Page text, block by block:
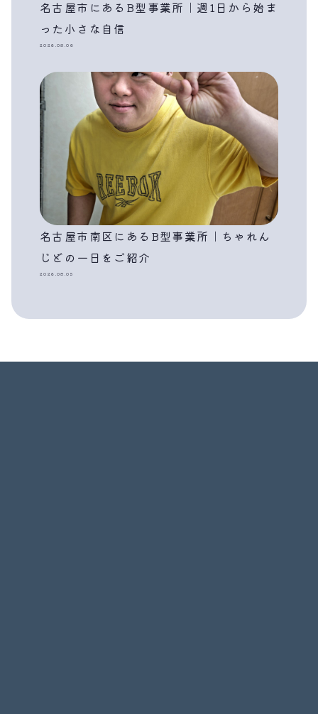
名古屋市にあるB型事業所｜週1日から始ま
った小さな自信
2026.08.06
名古屋市南区にあるB型事業所｜ちゃれん
じどの一日をご紹介
2026.08.05